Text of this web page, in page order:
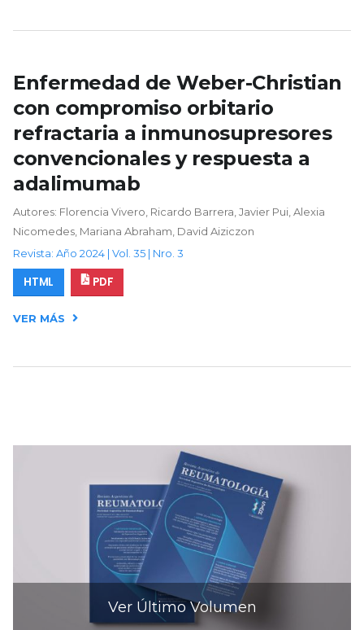
Ver Último Volumen
Enfermedad de Weber-Christian
con compromiso orbitario
refractaria a inmunosupresores
convencionales y respuesta a
adalimumab
Autores: Florencia Vivero, Ricardo Barrera, Javier Pui, Alexia
Nicomedes, Mariana Abraham, David Aiziczon
Revista: Año 2024 | Vol. 35 | Nro. 3
HTML PDF
VER MÁS